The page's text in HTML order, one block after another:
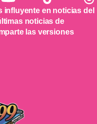
influyente en noticias del
noticias de
las versiones